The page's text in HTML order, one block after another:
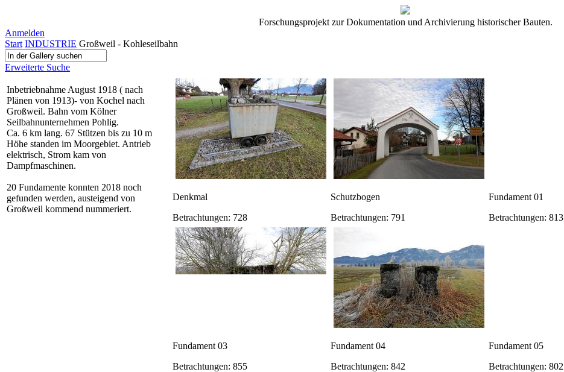
Forschungsprojekt zur Dokumentation und Archivierung historischer Bauten.
Anmelden
Start INDUSTRIE Großweil - Kohleseilbahn
Erweiterte Suche
Inbetriebnahme August 1918 ( nach
Plänen von 1913)- von Kochel nach
Großweil. Bahn vom Kölner
Seilbahnunternehmen Pohlig.
Ca. 6 km lang. 67 Stützen bis zu 10 m
Höhe standen im Moorgebiet. Antrieb
elektrisch, Strom kam von
Dampfmaschinen.
20 Fundamente konnten 2018 noch
gefunden werden, austeigend von
Großweil kommend nummeriert.
Denkmal
Betrachtungen: 728
Schutzbogen
Betrachtungen: 791
Fundament 01
Betrachtungen: 813
Fundament 03
Betrachtungen: 855
Fundament 04
Betrachtungen: 842
Fundament 05
Betrachtungen: 802